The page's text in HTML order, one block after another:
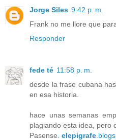
Jorge Siles 9:42 p. m.
Frank no me llore que
Responder
fede té 11:58 p. m.
desde la frase cubana
en esa historia.
hace unas semanas
plagiando esta idea, pero
Pasense. elepigrafe